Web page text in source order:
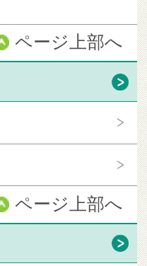
ページ上部へ
ページ上部へ